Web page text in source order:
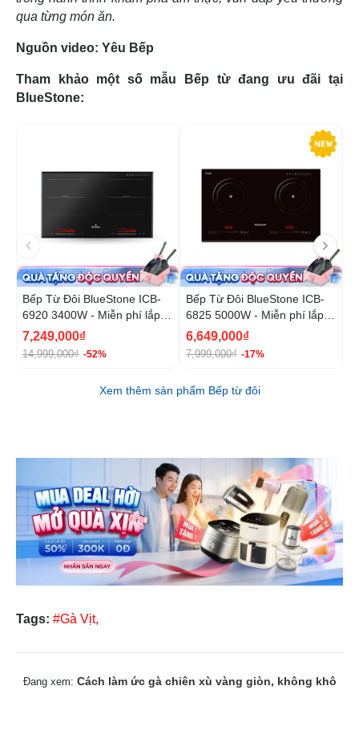
qua từng món ăn.
Nguồn video: Yêu Bếp
Tham khảo một số mẫu Bếp từ đang ưu đãi tại
BlueStone:
Bếp Từ Đôi BlueStone ICB-
6920 3400W - Miễn phí lắp
đặt, cắt đá
7,249,000₫
14,999,000₫ -52%
Bếp Từ Đôi BlueStone ICB-
6825 5000W - Miễn phí lắp
đặt, cắt đá
6,649,000₫
7,999,000₫ -17%
Xem thêm sản phẩm Bếp từ đôi
Tags: #Gà Vịt,
Đang xem: Cách làm ức gà chiên xù vàng giòn, không khô